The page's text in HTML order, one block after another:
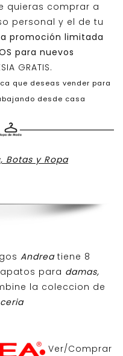
quieras comprar a
personal y el de tu
promoción limitada
para nuevos
GRATIS.
que deseas vender para
desde casa
Botas y Ropa
Andreatiene 8
para damas,
la coleccion de
Ver/Comprar